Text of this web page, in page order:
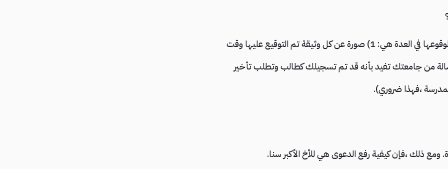
** المستندات المطلوبة في الدعوى لفسخ الزواج لوقوعها في العدة هي: 1) صورة عن كل وثيقة تم التوقيع عليها وقت
2) نسخة واحدة من شهادة ميلادك. 3) رسالة من جامعتك تفيد بأنه قد تم تسجيلك كطالب وتطلب تأخير
،فهذا ضروري).
ذلك ،فإن كيفية رفع الدعوى هي للأخ الأكبر سنا.